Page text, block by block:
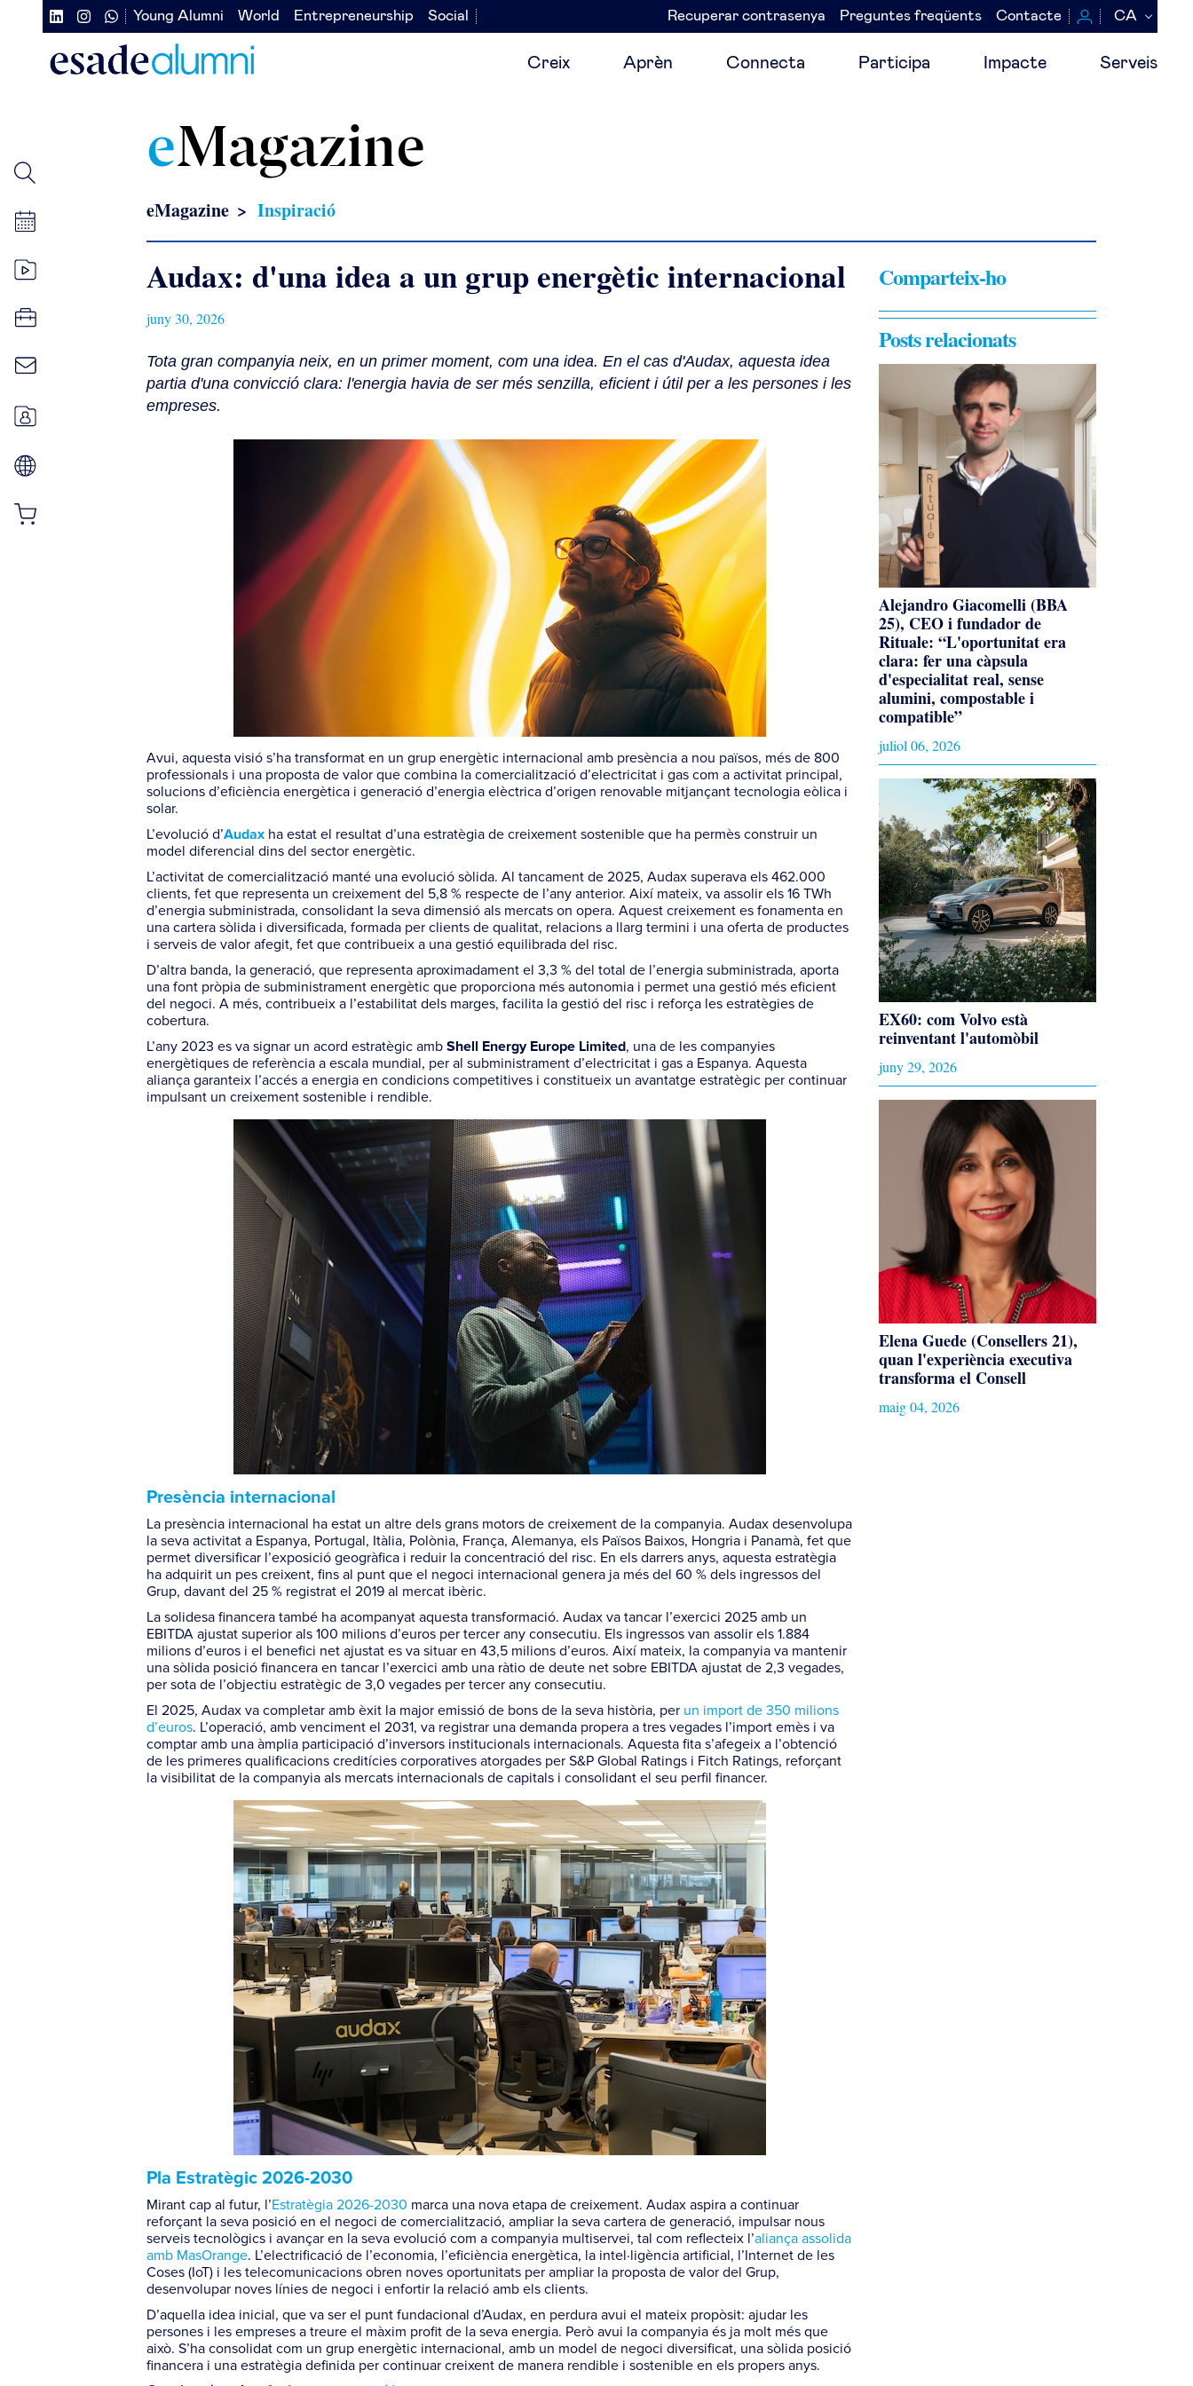
Navegación
secundaria
redes
Navegación
secundaria
izquierda
Young Alumni World Entrepreneurship Social
Navegación
secundaria
Recuperar contrasenya Preguntes freqüents Contacte CA
Creix Aprèn Connecta Participa Impacte Serveis
eMagazine
eMagazine Inspiració
Audax: d'una idea a un grup energètic internacional
juny 30, 2026
Tota gran companyia neix, en un primer moment, com una idea. En el cas d'Audax, aquesta idea
partia d'una convicció clara: l'energia havia de ser més senzilla, eficient i útil per a les persones i les
empreses.
Avui, aquesta visió s’ha transformat en un grup energètic internacional amb presència a nou països, més de 800
professionals i una proposta de valor que combina la comercialització d’electricitat i gas com a activitat principal,
solucions d’eficiència energètica i generació d’energia elèctrica d’origen renovable mitjançant tecnologia eòlica i
solar.
L’evolució d’Audax ha estat el resultat d’una estratègia de creixement sostenible que ha permès construir un
model diferencial dins del sector energètic.
L’activitat de comercialització manté una evolució sòlida. Al tancament de 2025, Audax superava els 462.000
clients, fet que representa un creixement del 5,8 % respecte de l’any anterior. Així mateix, va assolir els 16 TWh
d’energia subministrada, consolidant la seva dimensió als mercats on opera. Aquest creixement es fonamenta en
una cartera sòlida i diversificada, formada per clients de qualitat, relacions a llarg termini i una oferta de productes
i serveis de valor afegit, fet que contribueix a una gestió equilibrada del risc.
D’altra banda, la generació, que representa aproximadament el 3,3 % del total de l’energia subministrada, aporta
una font pròpia de subministrament energètic que proporciona més autonomia i permet una gestió més eficient
del negoci. A més, contribueix a l’estabilitat dels marges, facilita la gestió del risc i reforça les estratègies de
cobertura.
L’any 2023 es va signar un acord estratègic amb Shell Energy Europe Limited, una de les companyies
energètiques de referència a escala mundial, per al subministrament d’electricitat i gas a Espanya. Aquesta
aliança garanteix l’accés a energia en condicions competitives i constitueix un avantatge estratègic per continuar
impulsant un creixement sostenible i rendible.
Presència internacional
La presència internacional ha estat un altre dels grans motors de creixement de la companyia. Audax desenvolupa
la seva activitat a Espanya, Portugal, Itàlia, Polònia, França, Alemanya, els Països Baixos, Hongria i Panamà, fet que
permet diversificar l’exposició geogràfica i reduir la concentració del risc. En els darrers anys, aquesta estratègia
ha adquirit un pes creixent, fins al punt que el negoci internacional genera ja més del 60 % dels ingressos del
Grup, davant del 25 % registrat el 2019 al mercat ibèric.
La solidesa financera també ha acompanyat aquesta transformació. Audax va tancar l’exercici 2025 amb un
EBITDA ajustat superior als 100 milions d’euros per tercer any consecutiu. Els ingressos van assolir els 1.884
milions d’euros i el benefici net ajustat es va situar en 43,5 milions d’euros. Així mateix, la companyia va mantenir
una sòlida posició financera en tancar l’exercici amb una ràtio de deute net sobre EBITDA ajustat de 2,3 vegades,
per sota de l’objectiu estratègic de 3,0 vegades per tercer any consecutiu.
El 2025, Audax va completar amb èxit la major emissió de bons de la seva història, per un import de 350 milions
d’euros. L’operació, amb venciment el 2031, va registrar una demanda propera a tres vegades l’import emès i va
comptar amb una àmplia participació d’inversors institucionals internacionals. Aquesta fita s’afegeix a l’obtenció
de les primeres qualificacions creditícies corporatives atorgades per S&P Global Ratings i Fitch Ratings, reforçant
la visibilitat de la companyia als mercats internacionals de capitals i consolidant el seu perfil financer.
Pla Estratègic 2026-2030
Mirant cap al futur, l’Estratègia 2026-2030 marca una nova etapa de creixement. Audax aspira a continuar
reforçant la seva posició en el negoci de comercialització, ampliar la seva cartera de generació, impulsar nous
serveis tecnològics i avançar en la seva evolució com a companyia multiservei, tal com reflecteix l’aliança assolida
amb MasOrange. L’electrificació de l’economia, l’eficiència energètica, la intel·ligència artificial, l’Internet de les
Coses (IoT) i les telecomunicacions obren noves oportunitats per ampliar la proposta de valor del Grup,
desenvolupar noves línies de negoci i enfortir la relació amb els clients.
D’aquella idea inicial, que va ser el punt fundacional d’Audax, en perdura avui el mateix propòsit: ajudar les
persones i les empreses a treure el màxim profit de la seva energia. Però avui la companyia és ja molt més que
això. S’ha consolidat com un grup energètic internacional, amb un model de negoci diversificat, una sòlida posició
financera i una estratègia definida per continuar creixent de manera rendible i sostenible en els propers anys.
Comparteix-ho
Posts relacionats
Alejandro Giacomelli (BBA
25), CEO i fundador de
Rituale: “L'oportunitat era
clara: fer una càpsula
d'especialitat real, sense
alumini, compostable i
compatible”
juliol 06, 2026
EX60: com Volvo està
reinventant l'automòbil
juny 29, 2026
Elena Guede (Consellers 21),
quan l'experiència executiva
transforma el Consell
maig 04, 2026